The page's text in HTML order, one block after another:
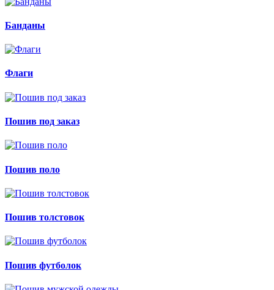
Банданы
Флаги
Пошив под заказ
Пошив поло
Пошив толстовок
Пошив футболок